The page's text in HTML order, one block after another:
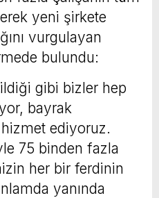
yeni şirkete
vurgulayan
bulundu:
gibi bizler hep
bayrak
hizmet ediyoruz.
75 binden fazla
her bir ferdinin
yanında